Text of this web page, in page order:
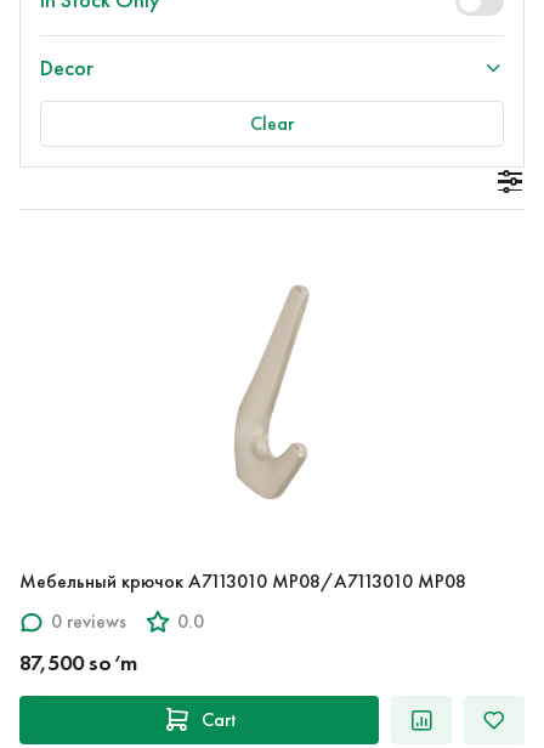
Decor
Clear
Мебельный крючок A7113010 MP08/A7113010 MP08
0 reviews
0.0
87,500 so‘m
Cart